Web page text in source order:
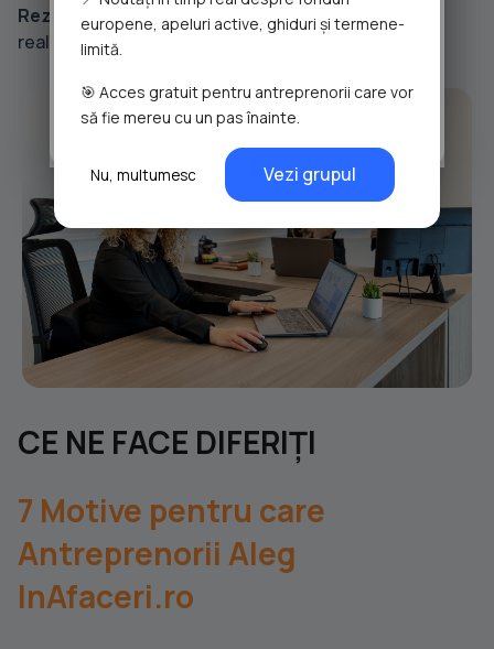
Rezultatul:Intri în proiect cu o imagine completă și
realistă, fără surprize și fără iluzii.
CE NE FACE DIFERIȚI
7 Motive pentru care
Antreprenorii Aleg
InAfaceri.ro
informații oferite de dvs. sau culese în urma folosirii
serviciilor lor.
Accept Toate Cookie-urile
Administreaza Preferintele
europene, apeluri active, ghiduri și termene-
limită.
🎯 Acces gratuit pentru antreprenorii care vor
să fie mereu cu un pas înainte.
Nu, multumesc Vezi grupul